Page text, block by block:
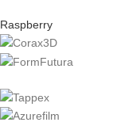
Raspberry